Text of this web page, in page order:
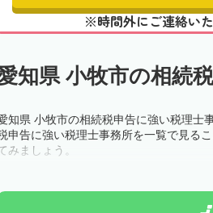
※時間外にご連絡い
知県 小牧市の相続
知県 小牧市の相続税申告に強い税理士
申告に強い税理士事務所を一覧で見る
みましょう。